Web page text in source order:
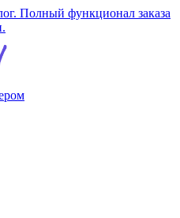
Полный функционал заказа